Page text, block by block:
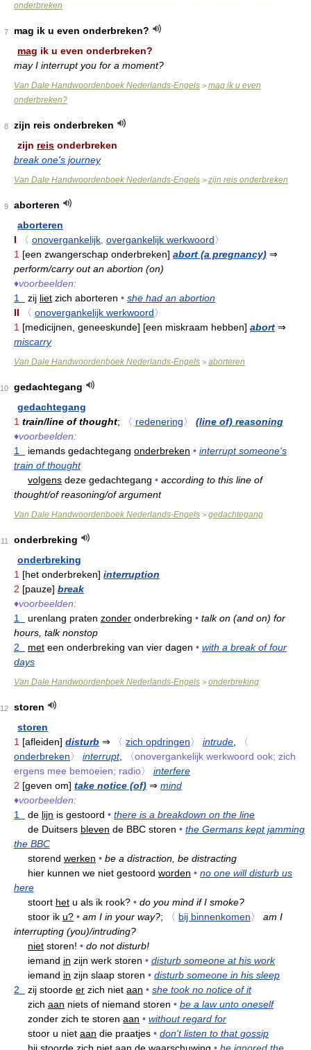
onderbreken
7
mag ik u even onderbreken?
mag ik u even onderbreken?
may I interrupt you for a moment?
Van Dale Handwoordenboek Nederlands-Engels > mag ik u even
onderbreken?
8
zijn reis onderbreken
zijn reis onderbreken
break one's journey
Van Dale Handwoordenboek Nederlands-Engels > zijn reis onderbreken
9
aborteren
aborteren
I
〈 onovergankelijk overgankelijk werkwoord〉
1 [een zwangerschap onderbreken] abort (a pregnancy) ⇒
perform/carry out an abortion (on)
♦voorbeelden:
1
zij liet zich aborteren • she had an abortion
II
〈 onovergankelijk werkwoord〉
1 [medicijnen, geneeskunde] [een miskraam hebben] abort ⇒
miscarry
Van Dale Handwoordenboek Nederlands-Engels > aborteren
10
gedachtegang
gedachtegang
1 train/line of thought; 〈 redenering〉
(line of) reasoning
♦voorbeelden:
1
iemands gedachtegang onderbreken • interrupt someone's
train of thought
volgens deze gedachtegang • according to this line of
thought/of reasoning/of argument
Van Dale Handwoordenboek Nederlands-Engels > gedachtegang
11
onderbreking
onderbreking
1 [het onderbreken] interruption
2 [pauze] break
♦voorbeelden:
1
urenlang praten zonder onderbreking • talk on (and on) for
hours, talk nonstop
2
met een onderbreking van vier dagen • with a break of four
days
Van Dale Handwoordenboek Nederlands-Engels > onderbreking
12
storen
storen
1 [afleiden] disturb ⇒ 〈 zich opdringen〉 intrude
〈
onderbreken〉 interrupt,
〈onovergankelijk werkwoord ook; zich
ergens mee bemoeien; radio〉
interfere
2 [geven om] take notice (of) ⇒ mind
♦voorbeelden:
1
de lijn is gestoord • there is a breakdown on the line
de Duitsers bleven de BBC storen • the Germans kept jamming
the BBC
storend werken • be a distraction, be distracting
hier kunnen we niet gestoord worden • no one will disturb us
here
stoort het u als ik rook? • do you mind if I smoke?
stoor ik u? • am I in your way?; 〈 bij binnenkomen〉
am I
interrupting (you)/intruding?
niet storen! • do not disturb!
iemand in zijn werk storen • disturb someone at his work
iemand in zijn slaap storen • disturb someone in his sleep
2
zij stoorde er zich niet aan • she took no notice of it
zich aan niets of niemand storen • be a law unto oneself
zonder zich te storen aan • without regard for
stoor u niet aan die praatjes • don't listen to that gossip